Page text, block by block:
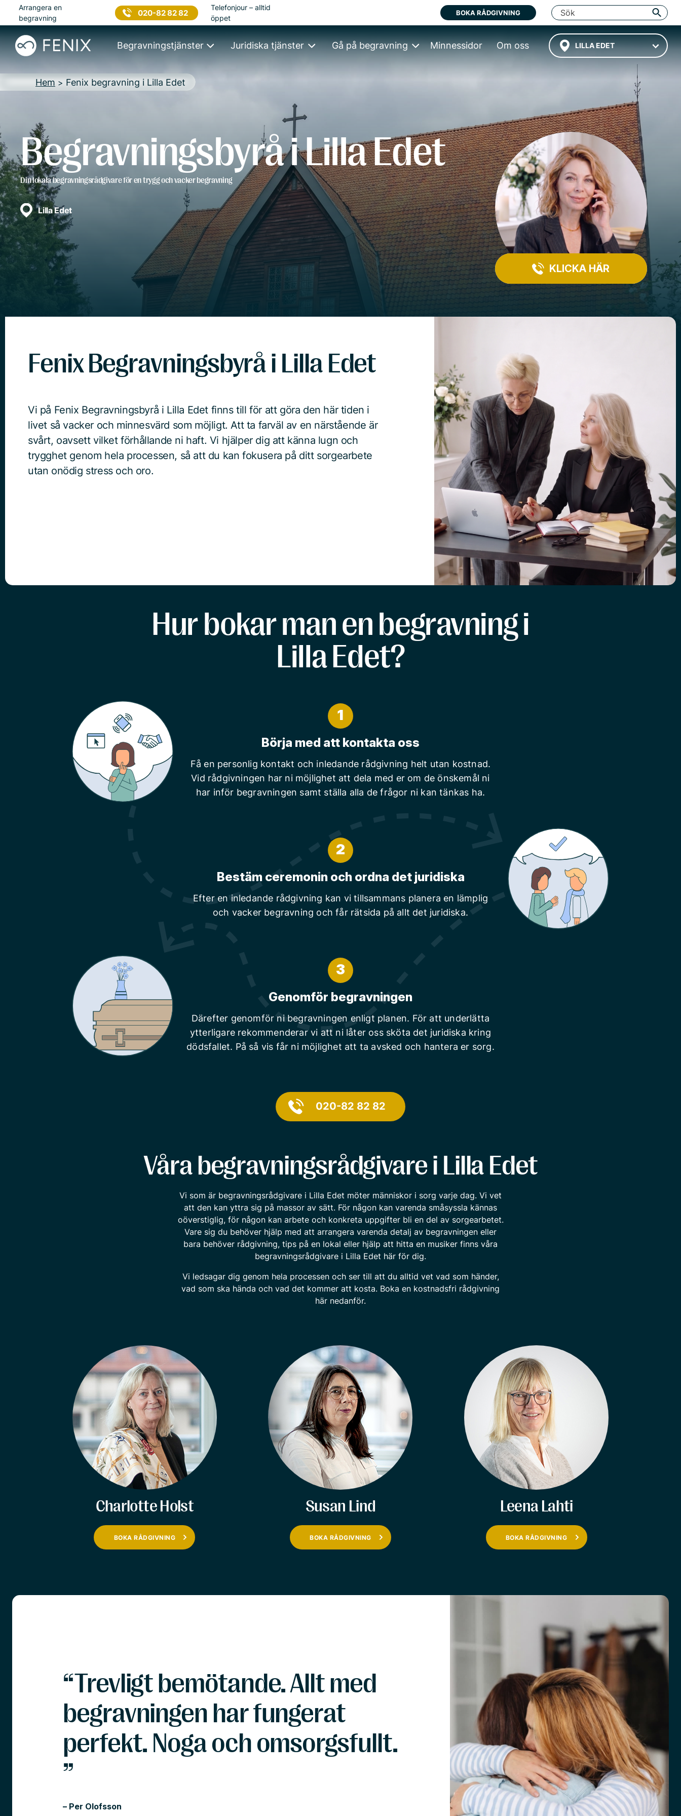
Arrangera en
begravning
020-82 82 82
Telefonjour – alltid
öppet
BOKA RÅDGIVNING
LILLA EDET
Begravningstjänster Juridiska tjänster Gå på begravning Minnessidor Om oss
Hem > Fenix begravning i Lilla Edet
Begravningsbyrå i Lilla Edet
Din lokala begravningsrådgivare för en trygg och vacker begravning
Lilla Edet
KLICKA HÄR
Fenix Begravningsbyrå i Lilla Edet
Vi på Fenix Begravningsbyrå i Lilla Edet finns till för att göra den här tiden i
livet så vacker och minnesvärd som möjligt. Att ta farväl av en närstående är
svårt, oavsett vilket förhållande ni haft. Vi hjälper dig att känna lugn och
trygghet genom hela processen, så att du kan fokusera på ditt sorgearbete
utan onödig stress och oro.
Hur bokar man en begravning i
Lilla Edet?
1
Börja med att kontakta oss
Få en personlig kontakt och inledande rådgivning helt utan kostnad.
Vid rådgivningen har ni möjlighet att dela med er om de önskemål ni
har inför begravningen samt ställa alla de frågor ni kan tänkas ha.
2
Bestäm ceremonin och ordna det juridiska
Efter en inledande rådgivning kan vi tillsammans planera en lämplig
och vacker begravning och får rätsida på allt det juridiska.
3
Genomför begravningen
Därefter genomför ni begravningen enligt planen. För att underlätta
ytterligare rekommenderar vi att ni låter oss sköta det juridiska kring
dödsfallet. På så vis får ni möjlighet att ta avsked och hantera er sorg.
020-82 82 82
Våra begravningsrådgivare i Lilla Edet
Vi som är begravningsrådgivare i Lilla Edet möter människor i sorg varje dag. Vi vet
att den kan yttra sig på massor av sätt. För någon kan varenda småsyssla kännas
oöverstiglig, för någon kan arbete och konkreta uppgifter bli en del av sorgearbetet.
Vare sig du behöver hjälp med att arrangera varenda detalj av begravningen eller
bara behöver rådgivning, tips på en lokal eller hjälp att hitta en musiker finns våra
begravningsrådgivare i Lilla Edet här för dig.
Vi ledsagar dig genom hela processen och ser till att du alltid vet vad som händer,
vad som ska hända och vad det kommer att kosta. Boka en kostnadsfri rådgivning
här nedanför.
Charlotte Holst
BOKA RÅDGIVNING
Susan Lind
BOKA RÅDGIVNING
Leena Lahti
BOKA RÅDGIVNING
“Trevligt bemötande. Allt med
begravningen har fungerat
perfekt. Noga och omsorgsfullt.
”
– Per Olofsson